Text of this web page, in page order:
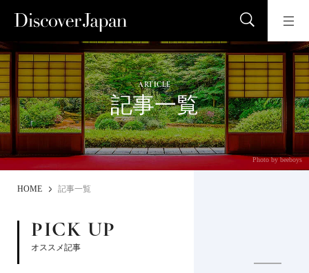
ARTICLE
記事一覧
Photo by beeboys
HOME 記事一覧
PICK UP
オススメ記事